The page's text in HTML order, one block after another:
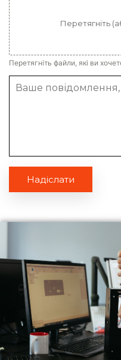
Перетягніть
Перетягніть файли, які ви
Надіслати